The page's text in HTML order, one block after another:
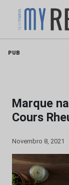
PUB
Marque
Cours
Novembro 8, 2021